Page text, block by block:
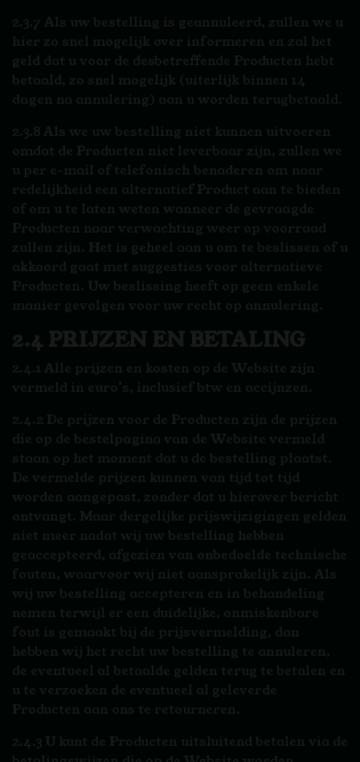
2.3.7 Als uw bestelling is geannuleerd, zullen we u
hier zo snel mogelijk over informeren en zal het
geld dat u voor de desbetreffende Producten hebt
betaald, zo snel mogelijk (uiterlijk binnen 14
dagen na annulering) aan u worden terugbetaald.
2.3.8 Als we uw bestelling niet kunnen uitvoeren
omdat de Producten niet leverbaar zijn, zullen we
u per e-mail of telefonisch benaderen om naar
redelijkheid een alternatief Product aan te bieden
of om u te laten weten wanneer de gevraagde
Producten naar verwachting weer op voorraad
zullen zijn. Het is geheel aan u om te beslissen of u
akkoord gaat met suggesties voor alternatieve
Producten. Uw beslissing heeft op geen enkele
manier gevolgen voor uw recht op annulering.
2.4 PRIJZEN EN BETALING
2.4.1 Alle prijzen en kosten op de Website zijn
vermeld in euro’s, inclusief btw en accijnzen.
2.4.2 De prijzen voor de Producten zijn de prijzen
die op de bestelpagina van de Website vermeld
staan op het moment dat u de bestelling plaatst.
De vermelde prijzen kunnen van tijd tot tijd
worden aangepast, zonder dat u hierover bericht
ontvangt. Maar dergelijke prijswijzigingen gelden
niet meer nadat wij uw bestelling hebben
geaccepteerd, afgezien van onbedoelde technische
fouten, waarvoor wij niet aansprakelijk zijn. Als
wij uw bestelling accepteren en in behandeling
nemen terwijl er een duidelijke, onmiskenbare
fout is gemaakt bij de prijsvermelding, dan
hebben wij het recht uw bestelling te annuleren,
de eventueel al betaalde gelden terug te betalen en
u te verzoeken de eventueel al geleverde
Producten aan ons te retourneren.
2.4.3 U kunt de Producten uitsluitend betalen via de